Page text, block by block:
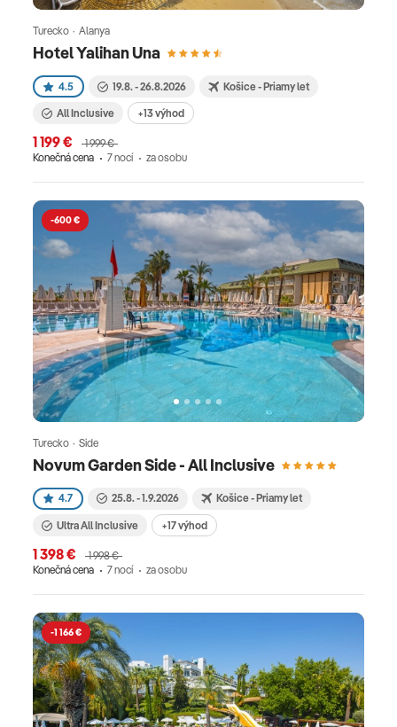
Hotel Yalihan Una
Turecko · Alanya
4.5 19.8. - 26.8.2026 Košice - Priamy let
All Inclusive +13 výhod
1 199 €
1 999 €
Konečná cena
7 nocí za osobu
-600 €
Novum Garden Side - All Inclusive
Turecko · Side
4.7 25.8. - 1.9.2026 Košice - Priamy let
Ultra All Inclusive +17 výhod
1 398 €
1 998 €
Konečná cena
7 nocí za osobu
-1 166 €